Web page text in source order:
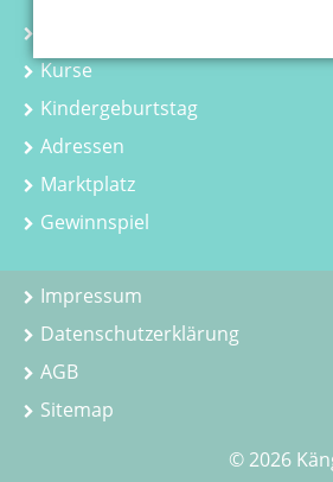
Kurse
Kindergeburtstag
Adressen
Marktplatz
Gewinnspiel
© 2026
Impressum
Datenschutzerklärung
AGB
Sitemap